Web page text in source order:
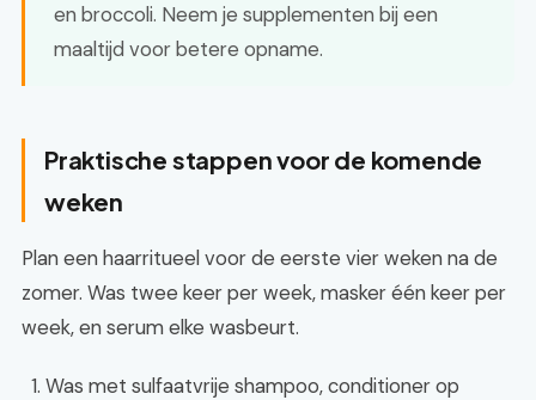
en broccoli. Neem je supplementen bij een
maaltijd voor betere opname.
Praktische stappen voor de komende
weken
Plan een haarritueel voor de eerste vier weken na de
zomer. Was twee keer per week, masker één keer per
week, en serum elke wasbeurt.
Was met sulfaatvrije shampoo, conditioner op